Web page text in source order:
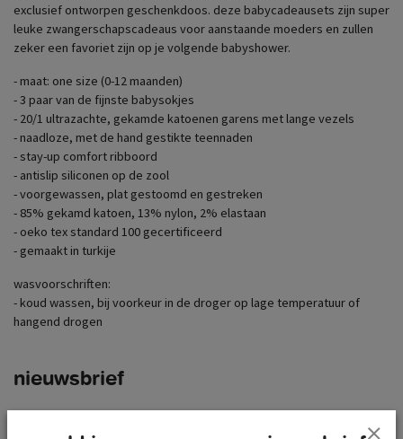
exclusief ontworpen geschenkdoos. deze babycadeausets zijn super
leuke zwangerschapscadeaus voor aanstaande moeders en zullen
zeker een favoriet zijn op je volgende babyshower.
- maat: one size (0-12 maanden)
- 3 paar van de fijnste babysokjes
- 20/1 ultrazachte, gekamde katoenen garens met lange vezels
- naadloze, met de hand gestikte teennaden
- stay-up comfort ribboord
- antislip siliconen op de zool
- voorgewassen, plat gestoomd en gestreken
- 85% gekamd katoen, 13% nylon, 2% elastaan
- oeko tex standard 100 gecertificeerd
- gemaakt in turkije
wasvoorschriften:
- koud wassen, bij voorkeur in de droger op lage temperatuur of
hangend drogen
nieuwsbrief
abonneer